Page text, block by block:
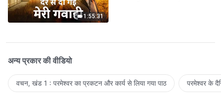
1:55:31
अन्य प्रकार की वीडियो
वचन, खंड 1 : परमेश्वर का प्रकटन और कार्य से लिया गया पाठ परमेश्वर के